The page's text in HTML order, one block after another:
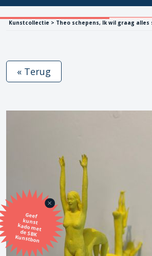
Kunstcollectie > Theo schepens, Ik wil graag alles
Geef
kunst
kado met
de SBK
Kunstbon
« Terug